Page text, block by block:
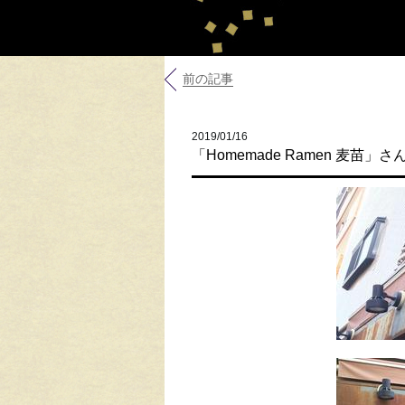
前の記事
2019/01/16
「Homemade Ramen 麦苗」さ